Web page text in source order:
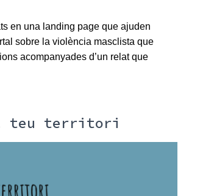
en una landing page que ajuden
sobre la violència masclista que
acompanyades d’un relat que
teu territori